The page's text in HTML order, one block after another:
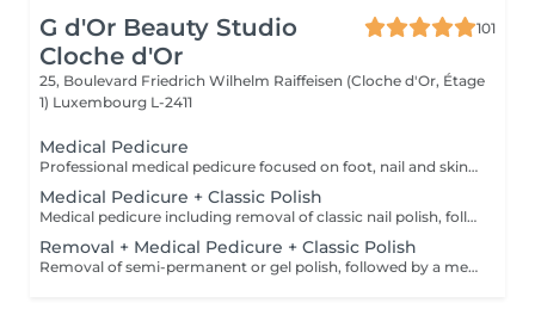
G d'Or Beauty Studio
Cloche d'Or
101
25, Boulevard Friedrich Wilhelm Raiffeisen (Cloche d'Or, Étage
1) Luxembourg L-2411
Medical Pedicure
Professional medical pedicure focused on foot, nail and skin health, including treatment of ingrown nails, corns, calluses and hard skin. No polish application.
Medical Pedicure + Classic Polish
Medical pedicure including removal of classic nail polish, followed by application of classic nail polish. Suitable for clients seeking a medical treatment with a classic finish.
Removal + Medical Pedicure + Classic Polish
Removal of semi-permanent or gel polish, followed by a medical pedicure and application of new semi-permanent polish on the toenails. Recommended when semi-permanent polish is already present.